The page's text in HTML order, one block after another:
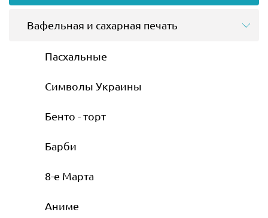
Вафельная и сахарная печать
Пасхальные
Символы Украины
Бенто - торт
Барби
8-е Марта
Аниме